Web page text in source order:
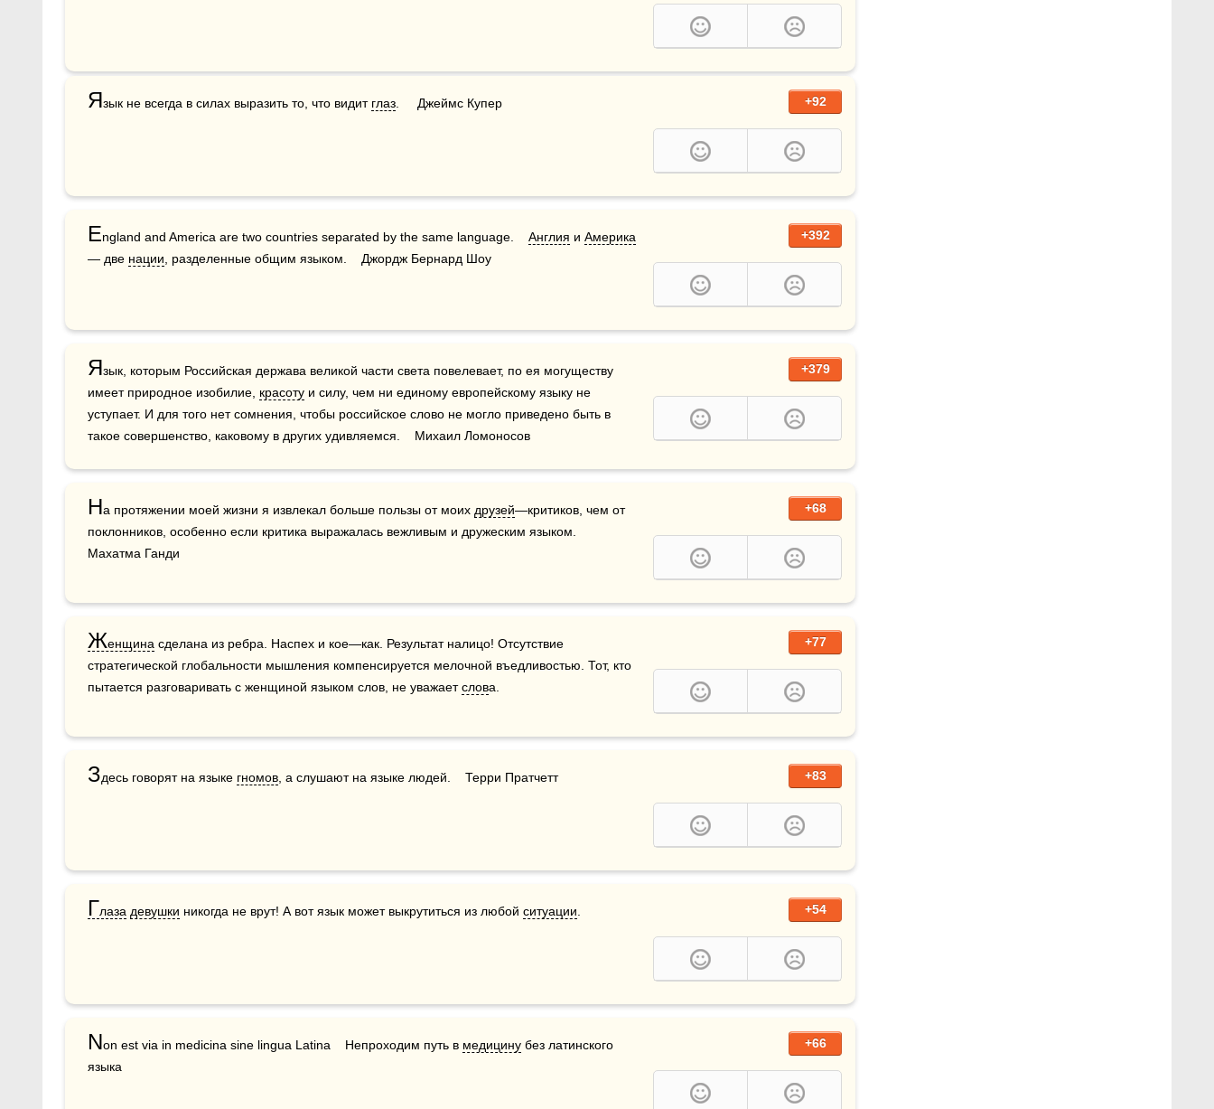
+92
Язык не всегда в силах выразить то, что видит глаз .     Джеймс Купер
+392
England and America are two countries separated by the same language. Англия и Америка
— две нации , разделенные общим языком.    Джордж Бернард Шоу
+379
Язык, которым Российская держава великой части света повелевает, по ея могуществу
имеет природное изобилие, красоту и силу, чем ни единому европейскому языку не
уступает. И для того нет сомнения, чтобы российское слово не могло приведено быть в
такое совершенство, каковому в других удивляемся.    Михаил Ломоносов
+68
На протяжении моей жизни я извлекал больше пользы от моих друзей—критиков, чем от
поклонников, особенно если критика выражалась вежливым и дружеским языком.
Махатма Ганди
+77
Женщина сделана из ребра. Наспех и кое—как. Результат налицо! Отсутствие
стратегической глобальности мышления компенсируется мелочной въедливостью. Тот, кто
пытается разговаривать с женщиной языком слов, не уважает слова.
+83
Здесь говорят на языке гномов , а слушают на языке людей.    Терри Пратчетт
+54
Глаза девушки никогда не врут! А вот язык может выкрутиться из любой ситуации
+66
Non est via in medicina sine lingua Latina    Непроходим путь в медицину без латинского
языка